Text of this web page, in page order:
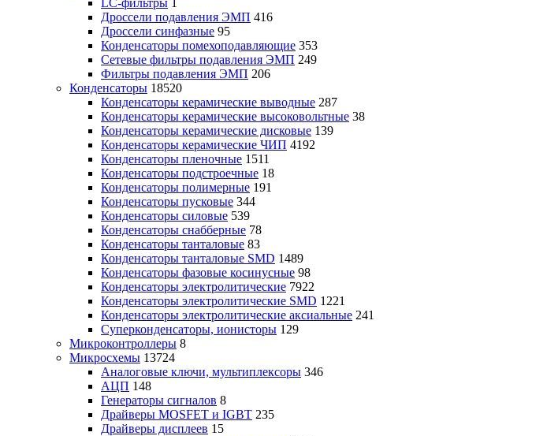
Дроссели подавления ЭМП 416
Дроссели синфазные 95
Конденсаторы помехоподавляющие 353
Сетевые фильтры подавления ЭМП 249
Фильтры подавления ЭМП 206
Конденсаторы 18520
Конденсаторы керамические выводные 287
Конденсаторы керамические высоковольтные 38
Конденсаторы керамические дисковые 139
Конденсаторы керамические ЧИП 4192
Конденсаторы пленочные 1511
Конденсаторы подстроечные 18
Конденсаторы полимерные 191
Конденсаторы пусковые 344
Конденсаторы силовые 539
Конденсаторы снабберные 78
Конденсаторы танталовые 83
Конденсаторы танталовые SMD 1489
Конденсаторы фазовые косинусные 98
Конденсаторы электролитические 7922
Конденсаторы электролитические SMD 1221
Конденсаторы электролитические аксиальные 241
Суперконденсаторы, ионисторы 129
Микроконтроллеры 8
Микросхемы 13724
Аналоговые ключи, мультиплексоры 346
АЦП 148
Генераторы сигналов 8
Драйверы MOSFET и IGBT 235
Драйверы дисплеев 15